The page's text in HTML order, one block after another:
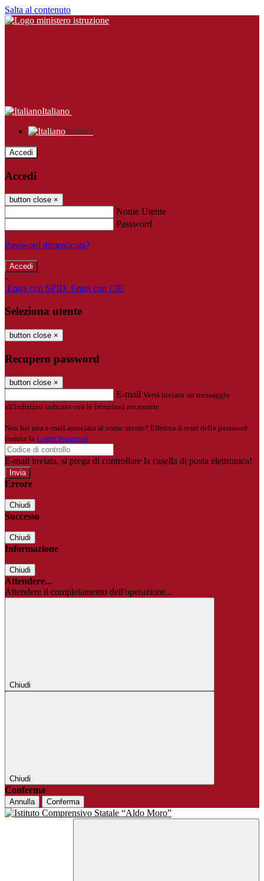
Salta al contenuto
Italiano
Italiano
Accedi
Accedi
button close ×
Nome Utente
Password
Password dimenticata?
-
Entra con SPID Entra con CIE
Seleziona utente
button close ×
Recupero password
button close ×
E-mail Verrà inviato un messaggio
all'indirizzo indicato con le istruzioni necessarie.
Non hai una e-mail associata al nome utente? Effettua il reset della password
tramite la Login Spaggiari
E-mail inviata, si prega di controllare la casella di posta elettronica!
Errore
Chiudi
Successo
Chiudi
Informazione
Chiudi
Attendere...
Attendere il completamento dell'operazione...
Chiudi
Chiudi
Conferma
Annulla Conferma